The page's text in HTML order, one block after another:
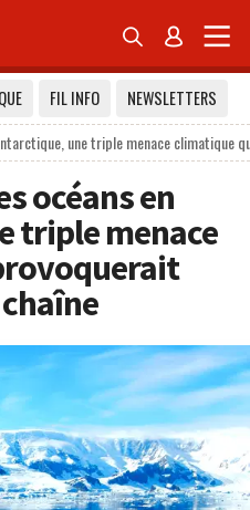
 
FIL INFO
NEWSLETTERS
une triple menace climatique
océans en
triple menace